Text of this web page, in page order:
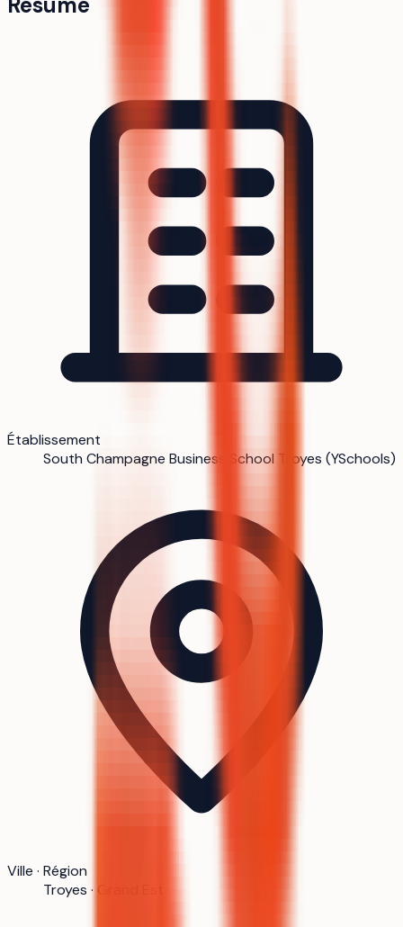
Établissement
South Champagne Business School Troyes (YSchools)
Ville · Région
Troyes · Grand Est